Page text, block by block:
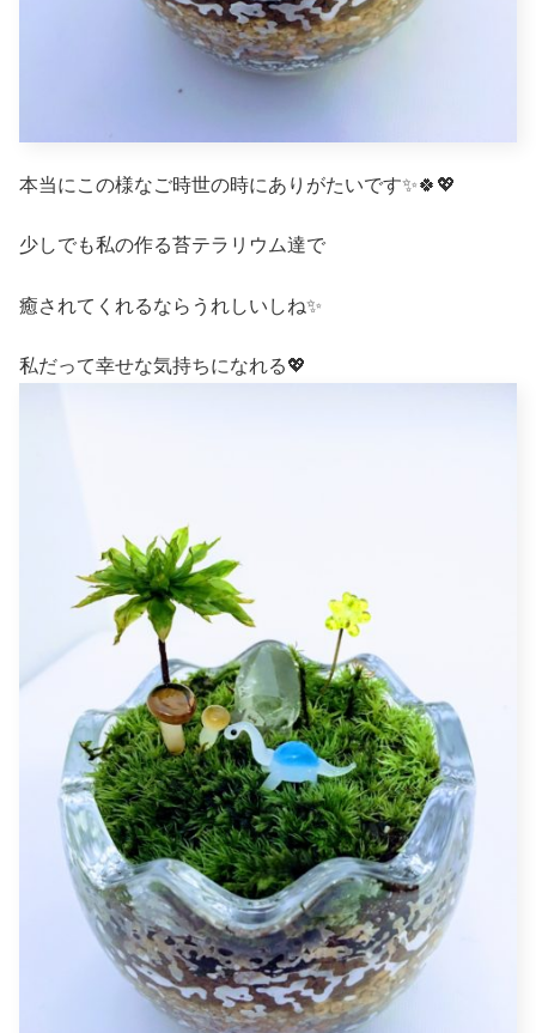
本当にこの様なご時世の時にありがたいです✨🍀💖
少しでも私の作る苔テラリウム達で
癒されてくれるならうれしいしね✨
私だって幸せな気持ちになれる💖